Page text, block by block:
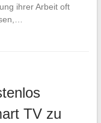
ihrer Arbeit oft
TV zu